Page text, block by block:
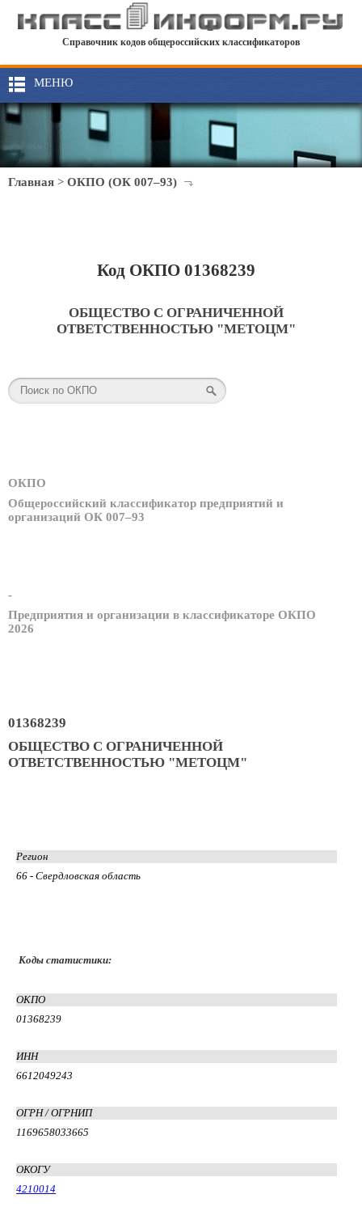
Справочник кодов общероссийских классификаторов
МЕНЮ
Главная > ОКПО (ОК 007–93)
Код ОКПО 01368239
ОБЩЕСТВО С ОГРАНИЧЕННОЙ
ОТВЕТСТВЕННОСТЬЮ "МЕТОЦМ"
ОКПО
Общероссийский классификатор предприятий и
организаций ОК 007–93
-
Предприятия и организации в классификаторе ОКПО
2026
01368239
ОБЩЕСТВО С ОГРАНИЧЕННОЙ
ОТВЕТСТВЕННОСТЬЮ "МЕТОЦМ"
Регион
66 - Свердловская область
Коды статистики:
ОКПО
01368239
ИНН
6612049243
ОГРН / ОГРНИП
1169658033665
ОКОГУ
4210014